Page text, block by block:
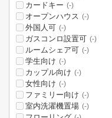
カードキー (-)
オープンハウス (-)
外国人可 (-)
ガスコンロ設置可 (-)
ルームシェア可 (-)
学生向け (-)
カップル向け (-)
女性向け (-)
ファミリー向け (-)
室内洗濯機置場 (-)